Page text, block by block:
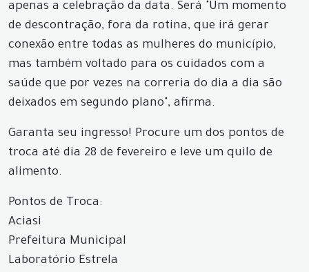
apenas a celebração da data. Será "Um momento
de descontração, fora da rotina, que irá gerar
conexão entre todas as mulheres do município,
mas também voltado para os cuidados com a
saúde que por vezes na correria do dia a dia são
deixados em segundo plano", afirma.
Garanta seu ingresso! Procure um dos pontos de
troca até dia 28 de fevereiro e leve um quilo de
alimento.
Pontos de Troca:
Aciasi
Prefeitura Municipal
Laboratório Estrela